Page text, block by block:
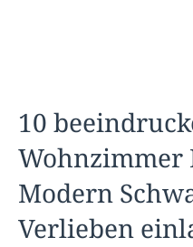
10
Wohnzimmer
Modern
Verlieben